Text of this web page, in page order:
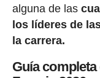
alguna de las
los líderes de
la carrera.
Guía